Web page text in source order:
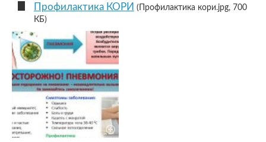
Профилактика КОРИ (Профилактика кори.jpg, 700
КБ)